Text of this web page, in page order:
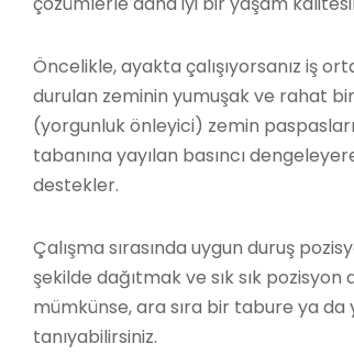
Öncelikle, ayakta çalışıyorsanız iş
durulan zeminin yumuşak ve rahat
(yorgunluk önleyici) zemin
tabanına yayılan basıncı
destekler.
Çalışma sırasında uygun duruş
şekilde dağıtmak ve sık sık
mümkünse, ara sıra bir tabure ya
tanıyabilirsiniz.